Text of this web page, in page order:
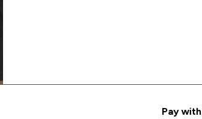
Pay with